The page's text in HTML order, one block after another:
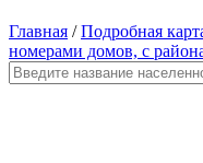
Главная /Подробная
номерами домов, с